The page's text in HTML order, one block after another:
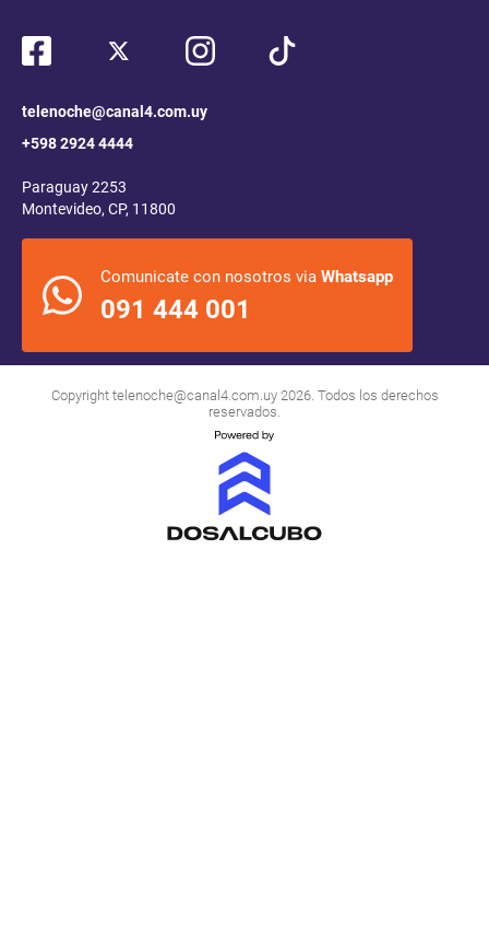
telenoche@canal4.com.uy
+598 2924 4444
Paraguay 2253
Montevideo, CP, 11800
Comunicate con nosotros via Whatsapp
091 444 001
Copyright telenoche@canal4.com.uy2026. Todos los derechos
reservados.